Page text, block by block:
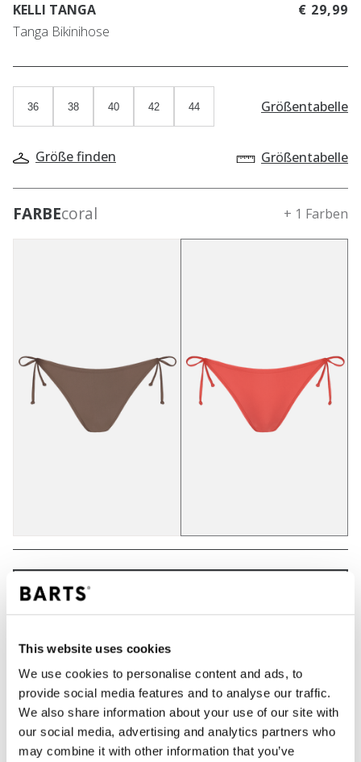
This website uses cookies
We use cookies to personalise content and ads, to
provide social media features and to analyse our traffic.
We also share information about your use of our site with
our social media, advertising and analytics partners who
may combine it with other information that you’ve
KELLI TANGA
Tanga Bikinihose
€ 29,99
36 38 40 42 44 Größentabelle
Größe finden Größentabelle
FARBEcoral + 1 Farben
Bestellungen, die vor 12 Uhr MEZ (Montag bis
Freitag) bei uns eingehen, werden noch am selben
Tag versandt
Kostenlose Lieferung für Bestellungen über 50€
innerhalb Deutschland
30 Tage Rückgaberecht